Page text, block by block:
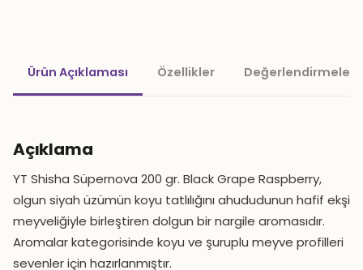
Ürün Açıklaması Özellikler Değerlendirmeler
Açıklama
YT Shisha Süpernova 200 gr. Black Grape Raspberry,
olgun siyah üzümün koyu tatlılığını ahududunun hafif ekşi
meyveliğiyle birleştiren dolgun bir nargile aromasıdır.
Aromalar kategorisinde koyu ve şuruplu meyve profilleri
sevenler için hazırlanmıştır.